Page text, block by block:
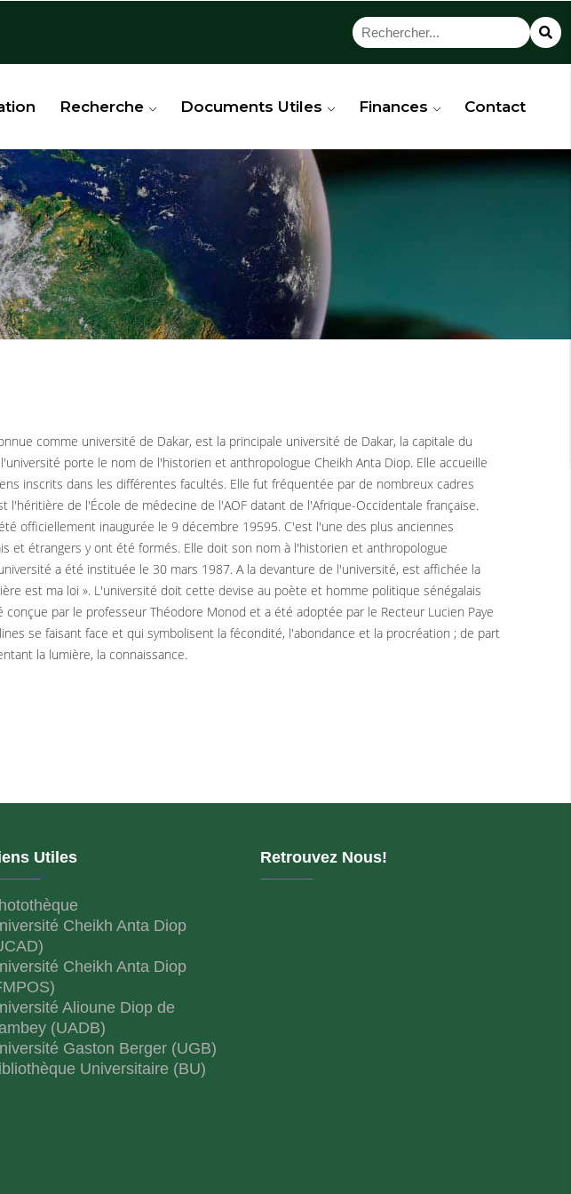
Recherche Documents Utiles Finances Contact
comme université de Dakar, est la principale université de Dakar, la capitale du
porte le nom de l'historien et anthropologue Cheikh Anta Diop. Elle accueille
inscrits dans les différentes facultés. Elle fut fréquentée par de nombreux cadres
l'héritière de l'École de médecine de l'AOF datant de l'Afrique-Occidentale française.
officiellement inaugurée le 9 décembre 19595. C'est l'une des plus anciennes
et étrangers y ont été formés. Elle doit son nom à l'historien et anthropologue
a été instituée le 30 mars 1987. A la devanture de l'université, est affichée la
est ma loi ». L'université doit cette devise au poète et homme politique sénégalais
conçue par le professeur Théodore Monod et a été adoptée par le Recteur Lucien Paye
se faisant face et qui symbolisent la fécondité, l'abondance et la procréation ; de part
la lumière, la connaissance.
Utiles
Cheikh Anta Diop
Cheikh Anta Diop
Alioune Diop de
(UADB)
Gaston Berger (UGB)
Universitaire (BU)
Retrouvez Nous!